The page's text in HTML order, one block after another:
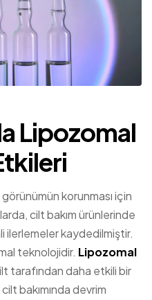
Lipozomal
görünümün korunması için
cilt bakım ürünlerinde
ilerlemeler kaydedilmiştir.
teknolojidir. Lipozomal
tarafından daha etkili bir
bakımında devrim